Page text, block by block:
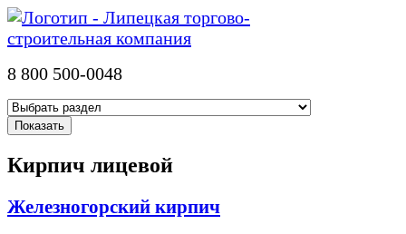
8 800 500-0048
Кирпич лицевой
Железногорский кирпич